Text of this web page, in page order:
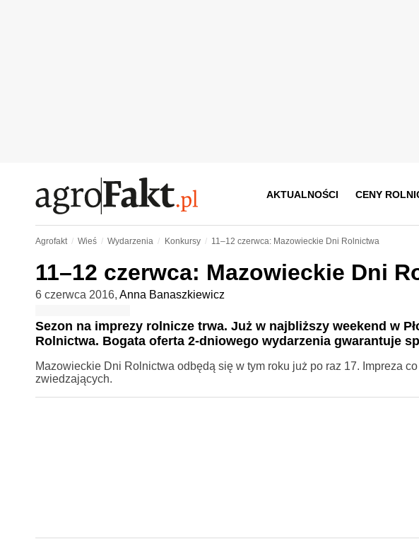
AKTUALNOŚCI CENY
Agrofakt Wieś Wydarzenia Konkursy 11–12 czerwca: Mazowieckie Dni Rolnictwa
11–12 czerwca: Mazowieckie Dni
6 czerwca 2016, Anna Banaszkiewicz
Sezon na imprezy rolnicze trwa. Już w najbliższy weekend w
Rolnictwa. Bogata oferta 2-dniowego wydarzenia gwarantuje
Mazowieckie Dni Rolnictwa odbędą się w tym roku już po raz 17. Impreza
zwiedzających.